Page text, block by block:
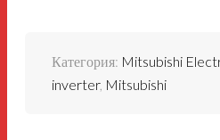
Категория: Mitsubishi
inverter, Mitsubishi